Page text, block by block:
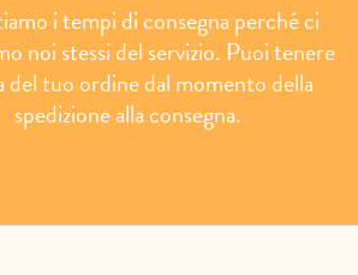
i tempi di consegna perché ci
noi stessi del servizio. Puoi tenere
del tuo ordine dal momento della
spedizione alla consegna.